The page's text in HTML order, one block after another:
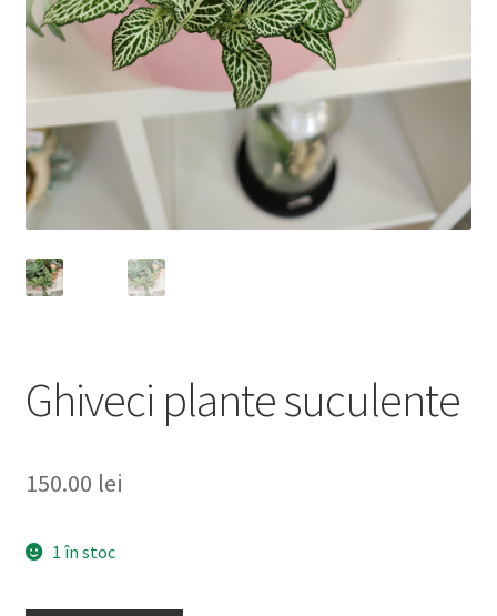
Ghiveci plante suculente
150.00 lei
1 în stoc